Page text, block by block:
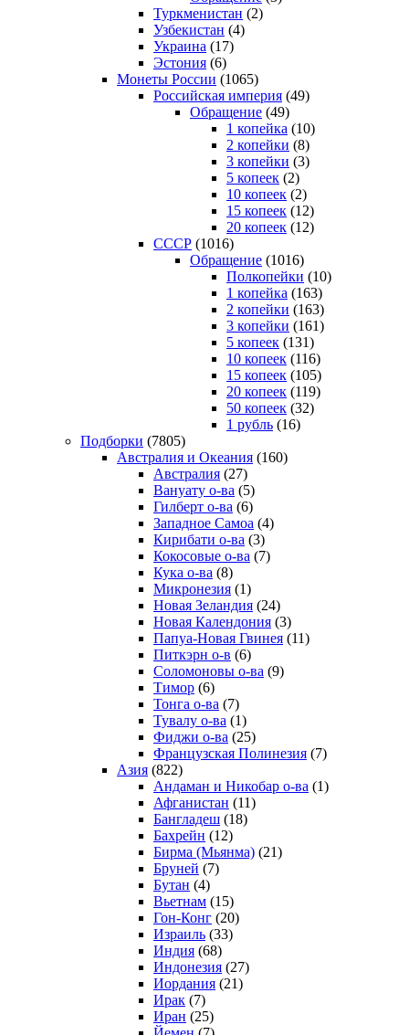
Туркменистан (2)
Узбекистан (4)
Украина (17)
Эстония (6)
Монеты России (1065)
Российская империя (49)
Обращение (49)
1 копейка (10)
2 копейки (8)
3 копейки (3)
5 копеек (2)
10 копеек (2)
15 копеек (12)
20 копеек (12)
СССР (1016)
Обращение (1016)
Полкопейки (10)
1 копейка (163)
2 копейки (163)
3 копейки (161)
5 копеек (131)
10 копеек (116)
15 копеек (105)
20 копеек (119)
50 копеек (32)
1 рубль (16)
Подборки (7805)
Австралия и Океания (160)
Австралия (27)
Вануату о-ва (5)
Гилберт о-ва (6)
Западное Самоа (4)
Кирибати о-ва (3)
Кокосовые о-ва (7)
Кука о-ва (8)
Микронезия (1)
Новая Зеландия (24)
Новая Календония (3)
Папуа-Новая Гвинея (11)
Питкэрн о-в (6)
Соломоновы о-ва (9)
Тимор (6)
Тонга о-ва (7)
Тувалу о-ва (1)
Фиджи о-ва (25)
Французская Полинезия (7)
Азия (822)
Андаман и Никобар о-ва (1)
Афганистан (11)
Бангладеш (18)
Бахрейн (12)
Бирма (Мьянма) (21)
Бруней (7)
Бутан (4)
Вьетнам (15)
Гон-Конг (20)
Израиль (33)
Индия (68)
Индонезия (27)
Иордания (21)
Ирак (7)
Иран (25)